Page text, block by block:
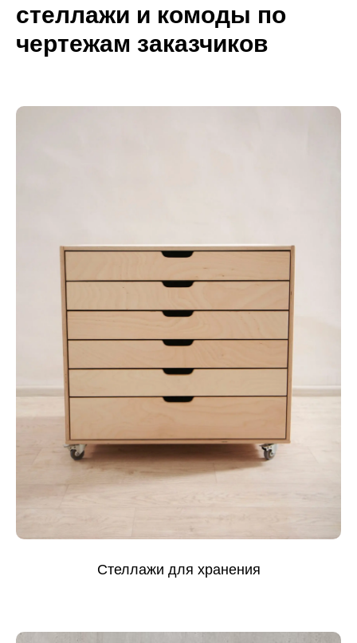
стеллажи и комоды по
чертежам заказчиков
Стеллажи для хранения